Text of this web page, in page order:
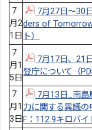
7
月2
1日
7月27日～30
ders of Tomorrow
ト）
7
月1
5日
7月17日、21
登庁について（
7
月1
3日
7月13日_南島
力に関する異議の
F：112.9キロバイ